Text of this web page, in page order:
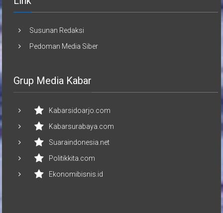
Susunan Redaksi
Pedoman Media Siber
Grup Media Kabar
Kabarsidoarjo.com
Kabarsurabaya.com
Suaraindonesia.net
Politikkita.com
Ekonomibisnis.id